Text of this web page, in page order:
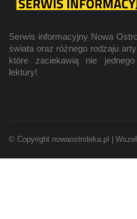
Serwis informacyjny Nowa
świata oraz różnego rodzaju
które zaciekawią nie
lektury!
© Copyright nowaostroleka.pl |